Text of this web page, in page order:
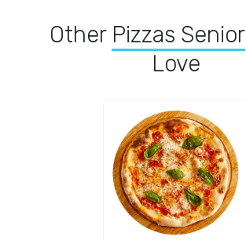
Other Pizzas Senior
Love